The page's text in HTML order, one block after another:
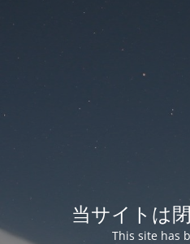
当サイトは
This site has